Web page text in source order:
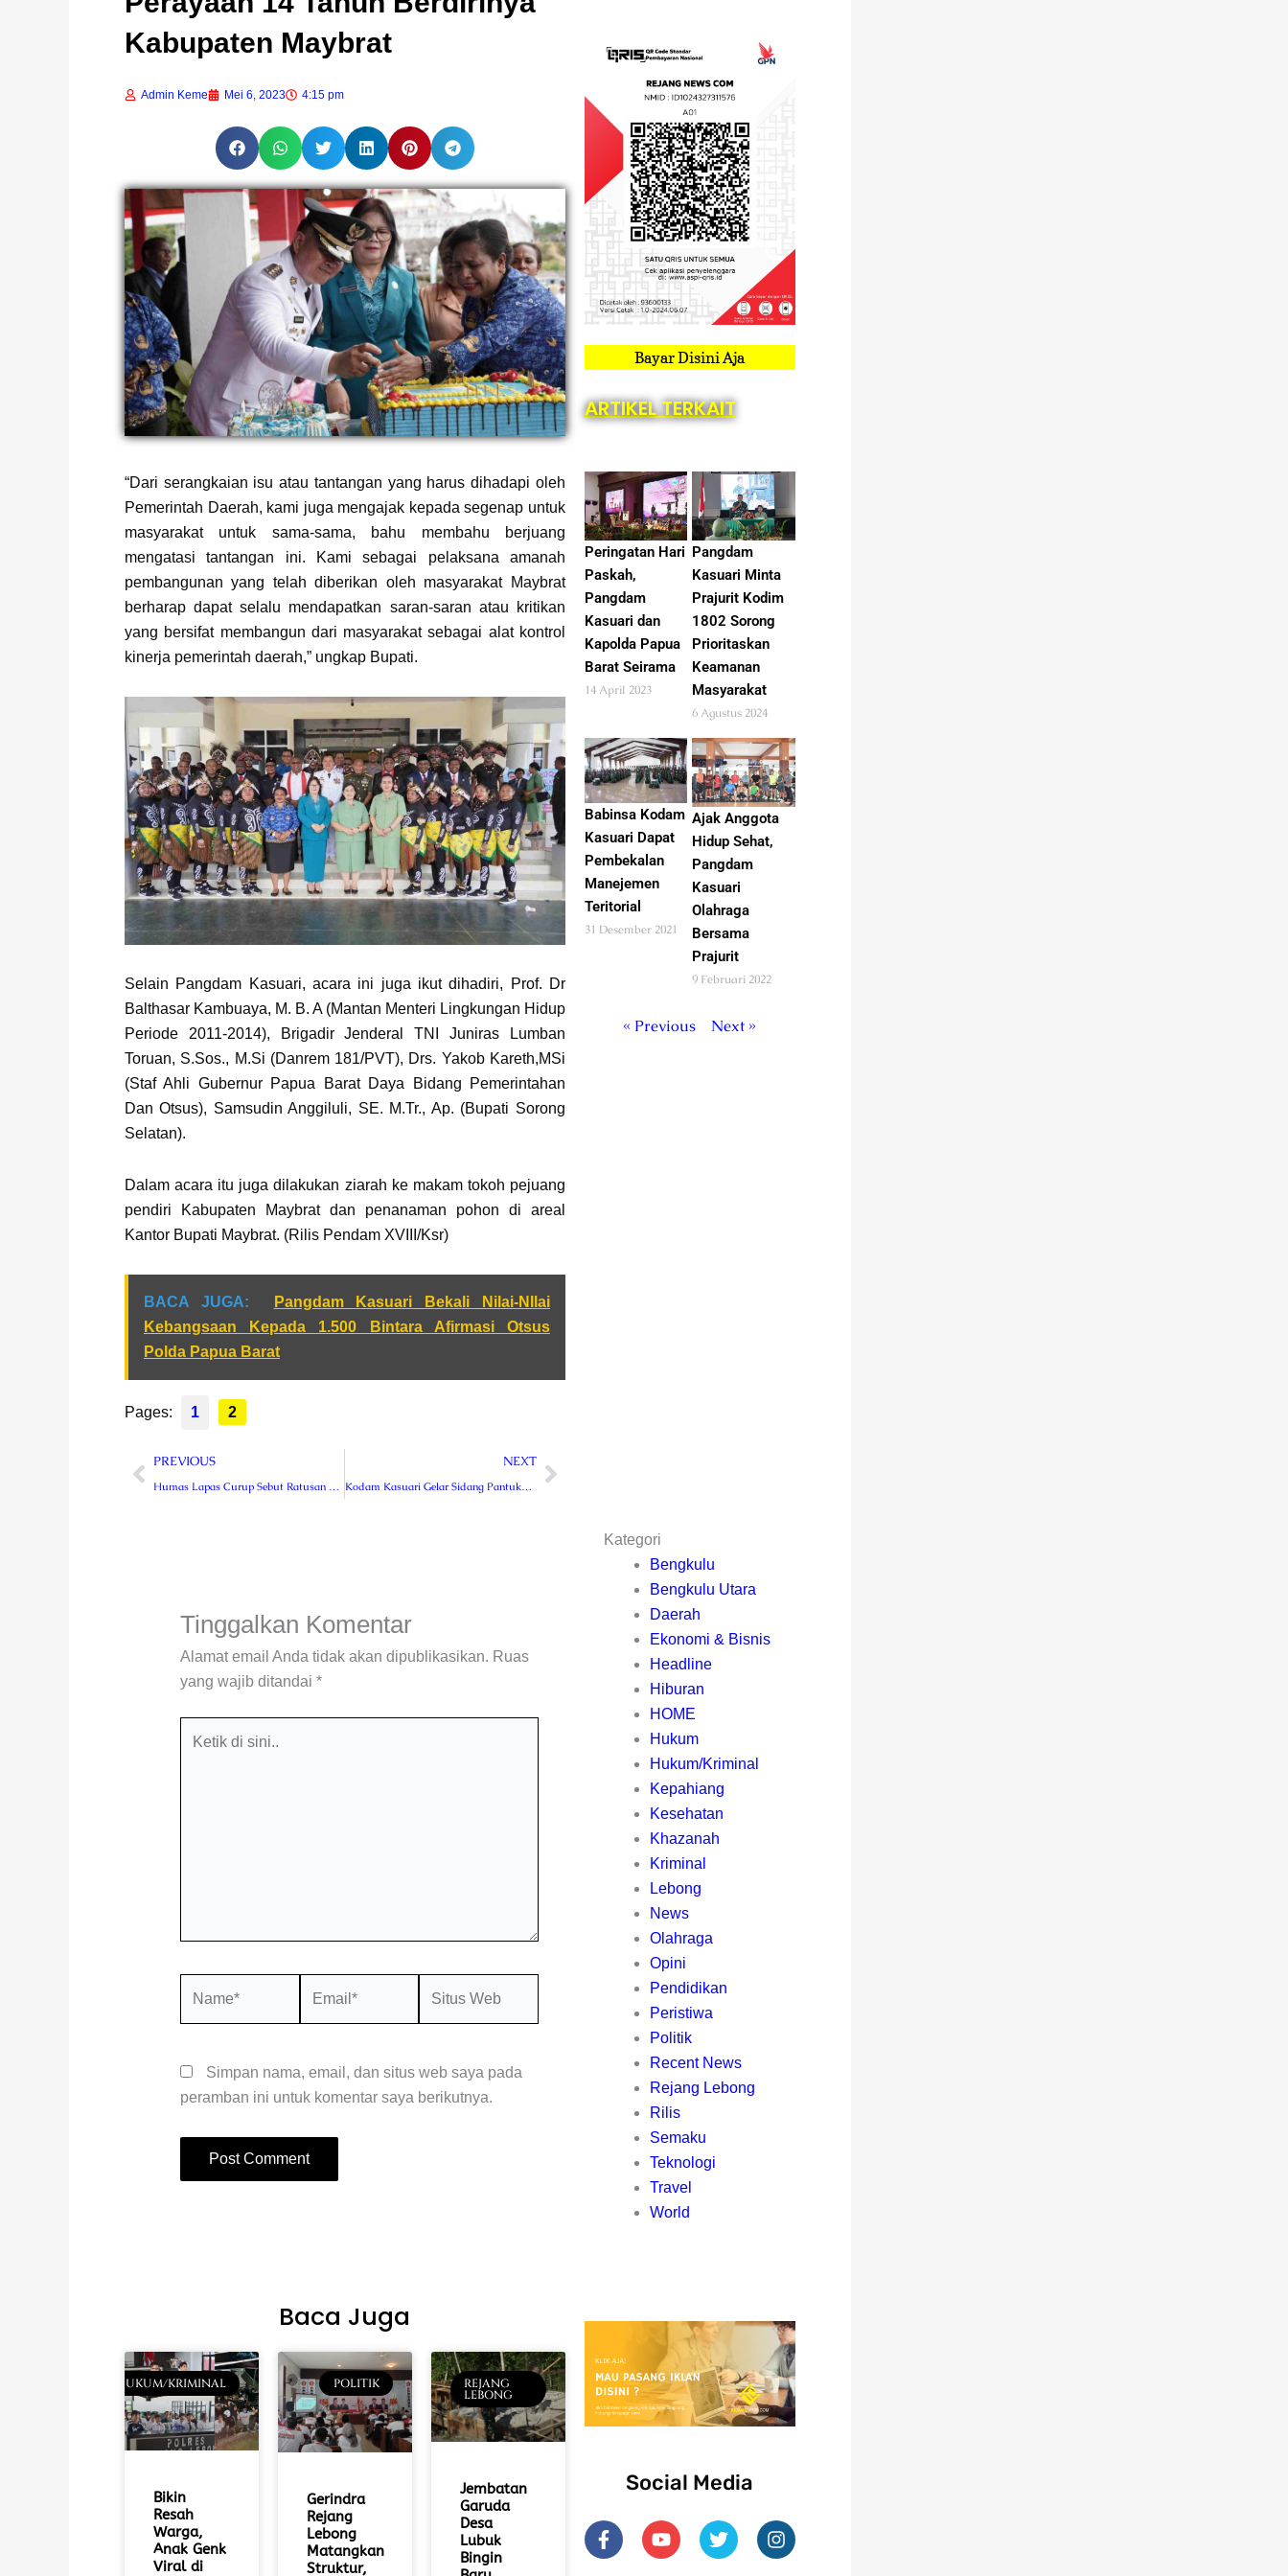
Kabupaten Maybrat
Admin Keme Mei 6, 2023 4:15 pm
“Dari serangkaian isu atau tantangan yang harus dihadapi oleh
Pemerintah Daerah, kami juga mengajak kepada segenap untuk
masyarakat untuk sama-sama, bahu membahu berjuang
mengatasi tantangan ini. Kami sebagai pelaksana amanah
pembangunan yang telah diberikan oleh masyarakat Maybrat
berharap dapat selalu mendapatkan saran-saran atau kritikan
yang bersifat membangun dari masyarakat sebagai alat kontrol
kinerja pemerintah daerah,” ungkap Bupati.
Selain Pangdam Kasuari, acara ini juga ikut dihadiri, Prof. Dr
Balthasar Kambuaya, M. B. A (Mantan Menteri Lingkungan Hidup
Periode 2011-2014), Brigadir Jenderal TNI Juniras Lumban
Toruan, S.Sos., M.Si (Danrem 181/PVT), Drs. Yakob Kareth,MSi
(Staf Ahli Gubernur Papua Barat Daya Bidang Pemerintahan
Dan Otsus), Samsudin Anggiluli, SE. M.Tr., Ap. (Bupati Sorong
Selatan).
Dalam acara itu juga dilakukan ziarah ke makam tokoh pejuang
pendiri Kabupaten Maybrat dan penanaman pohon di areal
Kantor Bupati Maybrat. (Rilis Pendam XVIII/Ksr)
BACA JUGA:
Pangdam Kasuari Bekali Nilai-NIlai
Kebangsaan Kepada 1.500 Bintara Afirmasi Otsus
Polda Papua Barat
Pages:
Page
1
, Page
2
Prev
PREVIOUS NEXTNext
Bayar Disini Aja
ARTIKEL TERKAIT
Peringatan Hari
Paskah,
Pangdam
Kasuari dan
Kapolda Papua
Barat Seirama
14 April 2023
Pangdam
Kasuari Minta
Prajurit Kodim
1802 Sorong
Prioritaskan
Keamanan
Masyarakat
6 Agustus 2024
Babinsa Kodam
Kasuari Dapat
Pembekalan
Manejemen
Teritorial
31 Desember 2021
Ajak Anggota
Hidup Sehat,
Pangdam
Kasuari
Olahraga
Bersama
Prajurit
9 Februari 2022
« Previous Next »
Tinggalkan Komentar
Alamat email Anda tidak akan dipublikasikan. Ruas
yang wajib ditandai *
Simpan nama, email, dan situs web saya pada
peramban ini untuk komentar saya berikutnya.
Kategori
Bengkulu
Bengkulu Utara
Daerah
Ekonomi & Bisnis
Headline
Hiburan
HOME
Hukum
Hukum/Kriminal
Kepahiang
Kesehatan
Khazanah
Kriminal
Lebong
News
Olahraga
Opini
Pendidikan
Peristiwa
Politik
Recent News
Rejang Lebong
Rilis
Semaku
Teknologi
Travel
World
Baca Juga
HUKUM/KRIMINAL
Bikin
Resah
Warga,
Anak Genk
Viral di
POLITIK
Gerindra
Rejang
Lebong
Matangkan
Struktur,
REJANG
LEBONG
Jembatan
Garuda
Desa
Lubuk
Bingin
Social Media
F
a
c
Y
o
u
T
w
i
I
n
s